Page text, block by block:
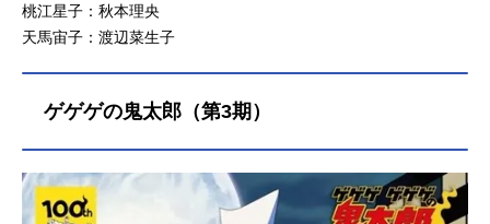
桃江星子：秋本理央
天馬宙子：渡辺菜生子
ゲゲゲの鬼太郎（第3期）